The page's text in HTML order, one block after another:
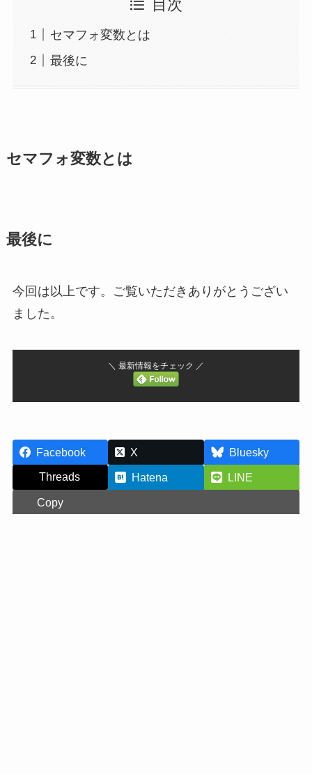
目次
セマフォ変数とは
最後に
セマフォ変数とは
最後に
今回は以上です。ご覧いただきありがとうござい
ました。
＼ 最新情報をチェック ／
Facebook X
Bluesky
Threads
Hatena
LINE
Copy